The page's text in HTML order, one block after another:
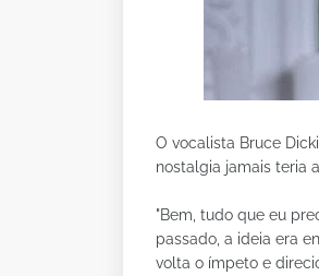
O vocalista Bruce
nostalgia jamais teria
"Bem, tudo que eu
passado, a ideia era
volta o ímpeto e